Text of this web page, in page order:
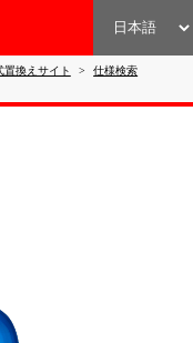
置換えサイト
仕様検索